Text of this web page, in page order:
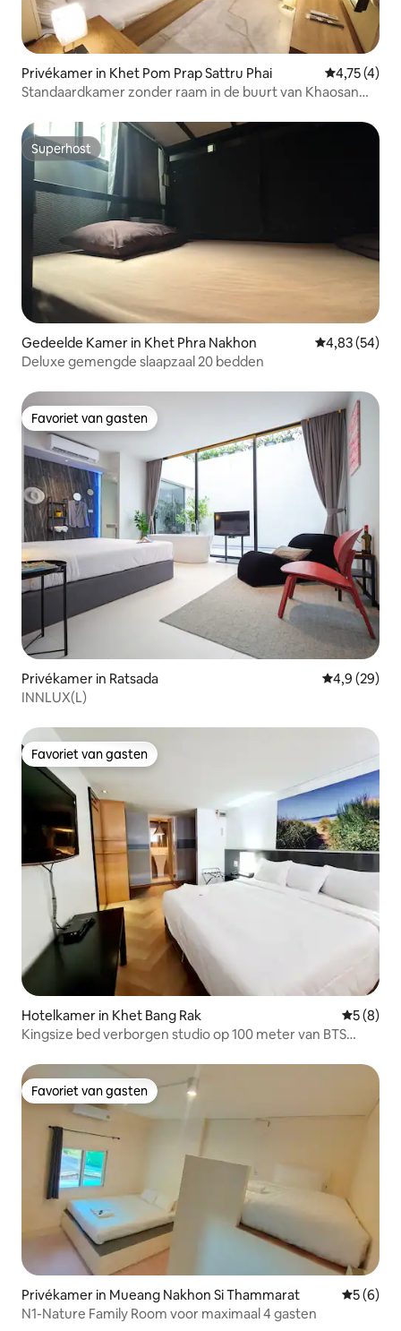
Privékamer in Khet Pom Prap Sattru Phai
4,75 (4)
Standaardkamer zonder raam in de buurt van Khaosan
Superhost
Superhost
Gedeelde Kamer in Khet Phra Nakhon Gemiddelde
4,83 (54)
Deluxe gemengde slaapzaal 20 bedden
Favoriet van gasten
Favoriet van gasten
Privékamer in Ratsada Gemiddelde
4,9 (29)
INNLUX(L)
Favoriet van gasten
Favoriet van gasten
Hotelkamer in Khet Bang Rak
5 (8)
Kingsize bed verborgen studio op 100 meter van BTS
Favoriet van gasten
Favoriet van gasten
Privékamer in Mueang Nakhon Si Thammarat
5 (6)
N1-Nature Family Room voor maximaal 4 gasten